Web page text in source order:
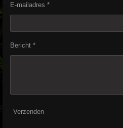
E-mailadres *
Bericht *
Verzenden